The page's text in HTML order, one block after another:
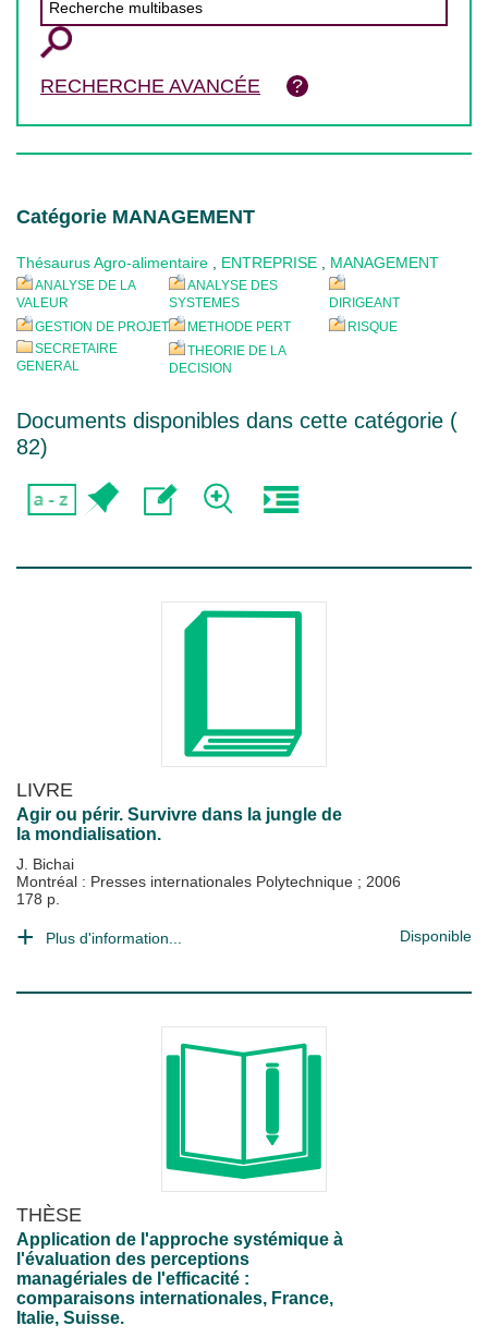
RECHERCHE AVANCÉE
Catégorie MANAGEMENT
Thésaurus Agro-alimentaire ENTREPRISE MANAGEMENT
ANALYSE DE LA
VALEUR
ANALYSE DES
SYSTEMES
DIRIGEANT
GESTION DE PROJET
METHODE PERT
RISQUE
SECRETAIRE
GENERAL
THEORIE DE LA
DECISION
Documents disponibles dans cette catégorie (
82)
LIVRE
Agir ou périr. Survivre dans la jungle de
la mondialisation.
J. Bichai
Montréal : Presses internationales Polytechnique ; 2006
178 p.
Plus d'information... Disponible
THÈSE
Application de l'approche systémique à
l'évaluation des perceptions
managériales de l'efficacité :
comparaisons internationales, France,
Italie, Suisse.